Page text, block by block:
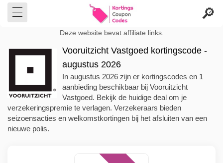
Deze website bevat affiliate links.
Vooruitzicht Vastgoed kortingscode -
augustus 2026
In augustus 2026 zijn er kortingscodes en 1
aanbieding beschikbaar bij Vooruitzicht
Vastgoed. Bekijk de huidige deal om je
verzekeringspremie te verlagen. Verzekeraars bieden
seizoensacties en welkomstkortingen bij het afsluiten van een
nieuwe polis.